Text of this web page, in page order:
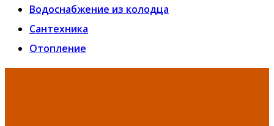
Водоснабжение из колодца
Сантехника
Отопление